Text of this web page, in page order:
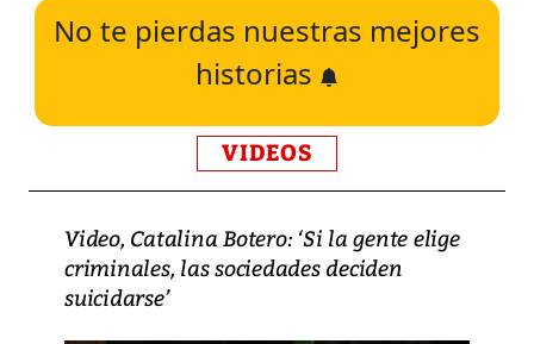
No te pierdas nuestras mejores
historias
VIDEOS
Video, Catalina Botero: ‘Si la gente elige
criminales, las sociedades deciden
suicidarse’